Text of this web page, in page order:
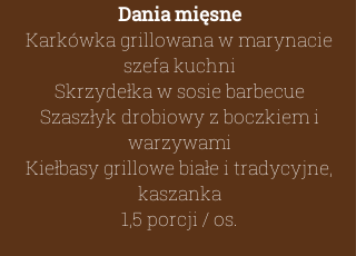
Dania mięsne
Karkówka grillowana w marynacie
szefa kuchni
Skrzydełka w sosie barbecue
Szaszłyk drobiowy z boczkiem i
warzywami
Kiełbasy grillowe białe i tradycyjne,
kaszanka
1,5 porcji / os.